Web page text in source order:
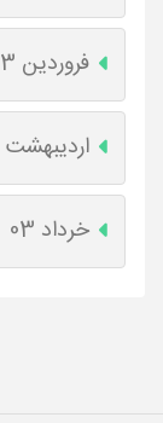
فروردین 03
اردیبهشت 03
خرداد 03